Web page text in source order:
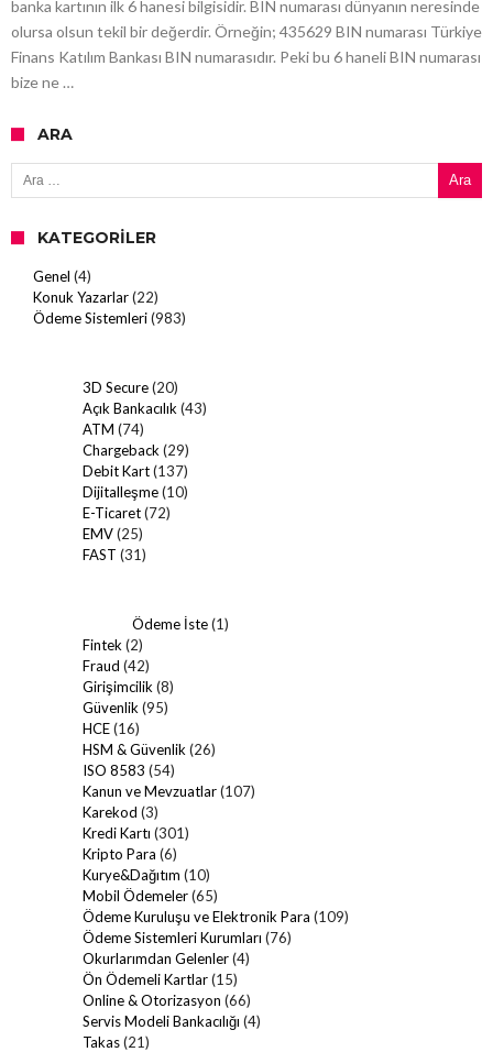
banka kartının ilk 6 hanesi bilgisidir. BIN numarası dünyanın neresinde
olursa olsun tekil bir değerdir. Örneğin; 435629 BIN numarası Türkiye
Finans Katılım Bankası BIN numarasıdır. Peki bu 6 haneli BIN numarası
bize ne …
ARA
Arama:
KATEGORILER
Genel (4)
Konuk Yazarlar(22)
Ödeme Sistemleri(983)
3D Secure(20)
Açık Bankacılık (43)
ATM (74)
Chargeback (29)
Debit Kart(137)
Dijitalleşme(10)
E-Ticaret(72)
EMV(25)
FAST (31)
Ödeme İste(1)
Fintek (2)
Fraud (42)
Girişimcilik (8)
Güvenlik (95)
HCE(16)
HSM & Güvenlik (26)
ISO 8583 (54)
Kanun ve Mevzuatlar(107)
Karekod (3)
Kredi Kartı (301)
Kripto Para (6)
Kurye&Dağıtım (10)
Mobil Ödemeler(65)
Ödeme Kuruluşu ve Elektronik Para (109)
Ödeme Sistemleri Kurumları (76)
Okurlarımdan Gelenler(4)
Ön Ödemeli Kartlar(15)
Online & Otorizasyon (66)
Servis Modeli Bankacılığı (4)
Takas(21)